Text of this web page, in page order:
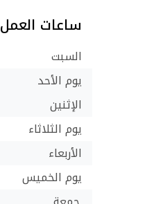
ساعات العمل
السبت
يوم الأحد
الإثنين
يوم الثلاثاء
الأربعاء
يوم الخميس